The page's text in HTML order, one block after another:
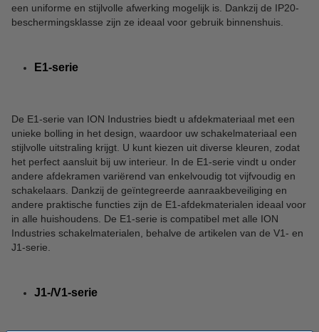
een uniforme en stijlvolle afwerking mogelijk is. Dankzij de IP20-
beschermingsklasse zijn ze ideaal voor gebruik binnenshuis.
E1-serie
De E1-serie van ION Industries biedt u afdekmateriaal met een
unieke bolling in het design, waardoor uw schakelmateriaal een
stijlvolle uitstraling krijgt. U kunt kiezen uit diverse kleuren, zodat
het perfect aansluit bij uw interieur. In de E1-serie vindt u onder
andere afdekramen variërend van enkelvoudig tot vijfvoudig en
schakelaars. Dankzij de geïntegreerde aanraakbeveiliging en
andere praktische functies zijn de E1-afdekmaterialen ideaal voor
in alle huishoudens. De E1-serie is compatibel met alle ION
Industries schakelmaterialen, behalve de artikelen van de V1- en
J1-serie.
J1-/V1-serie